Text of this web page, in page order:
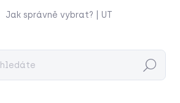
Jak správně vybrat? | UTUKUTU
Hledat